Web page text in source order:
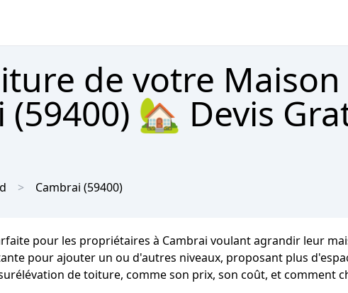
de votre
(59400) 🏡 Devis
Cambrai (59400)
pour les propriétaires à Cambrai voulant agrandir leur
pour ajouter un ou d'autres niveaux, proposant plus
de toiture, comme son prix, son coût, et comment